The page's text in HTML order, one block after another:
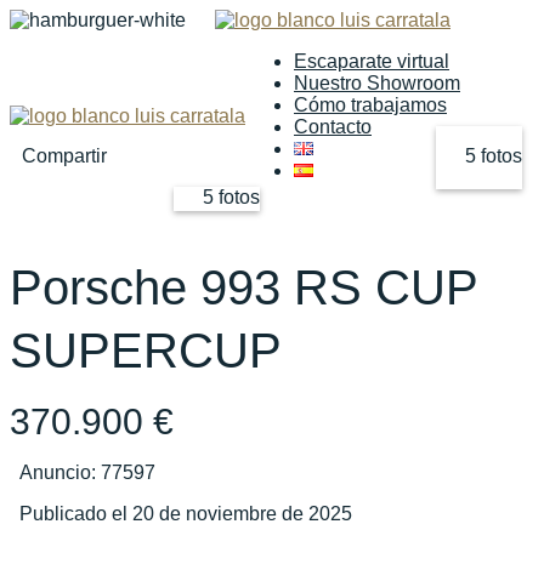
Escaparate virtual
Nuestro Showroom
Cómo trabajamos
Contacto
5 fotos
Compartir
5 fotos
Porsche 993 RS CUP
SUPERCUP
370.900 €
Anuncio: 77597
Publicado el 20 de noviembre de 2025